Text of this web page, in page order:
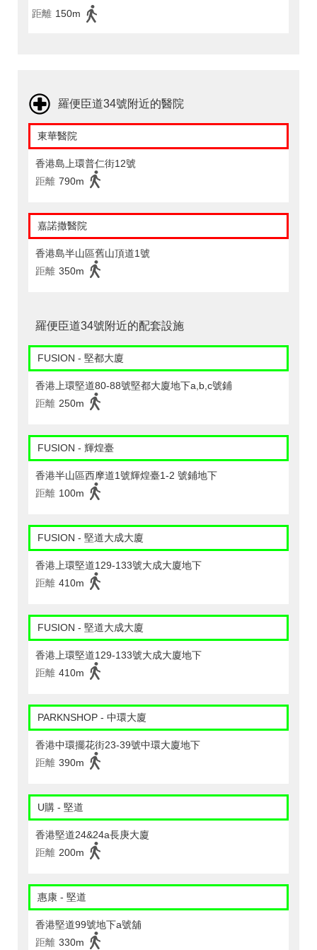
距離 150m
羅便臣道34號附近的醫院
東華醫院
香港島上環普仁街12號
距離 790m
嘉諾撒醫院
香港島半山區舊山頂道1號
距離 350m
羅便臣道34號附近的配套設施
FUSION - 堅都大廈
香港上環堅道80-88號堅都大廈地下a,b,c號鋪
距離 250m
FUSION - 輝煌臺
香港半山區西摩道1號輝煌臺1-2 號鋪地下
距離 100m
FUSION - 堅道大成大廈
香港上環堅道129-133號大成大廈地下
距離 410m
FUSION - 堅道大成大廈
香港上環堅道129-133號大成大廈地下
距離 410m
PARKNSHOP - 中環大廈
香港中環擺花街23-39號中環大廈地下
距離 390m
U購 - 堅道
香港堅道24&24a長庚大廈
距離 200m
惠康 - 堅道
香港堅道99號地下a號舖
距離 330m